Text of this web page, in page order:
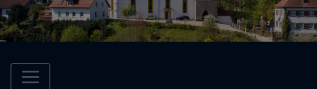
Hauptnavigation